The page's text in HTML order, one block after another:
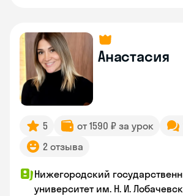
Анастасия
5 от 1590 ₽ за урок
2 отзыва
Нижегородский
университет им. Н. И.